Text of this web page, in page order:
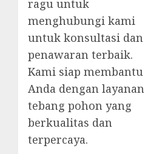
ragu untuk
menghubungi kami
untuk konsultasi dan
penawaran terbaik.
Kami siap membantu
Anda dengan layanan
tebang pohon yang
berkualitas dan
terpercaya.